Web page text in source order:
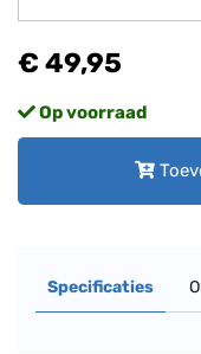
€ 49,95
Op voorraad
Specificaties